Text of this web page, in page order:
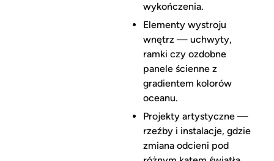
wykończenia.
Elementy wystroju
wnętrz — uchwyty,
ramki czy ozdobne
panele ścienne z
gradientem kolorów
oceanu.
Projekty artystyczne —
rzeźby i instalacje, gdzie
zmiana odcieni pod